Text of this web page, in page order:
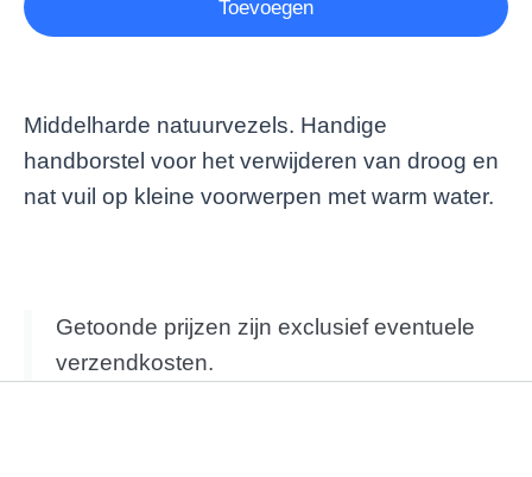
Toevoegen
Middelharde natuurvezels. Handige
handborstel voor het verwijderen van droog en
nat vuil op kleine voorwerpen met warm water.
Getoonde prijzen zijn exclusief eventuele
verzendkosten.